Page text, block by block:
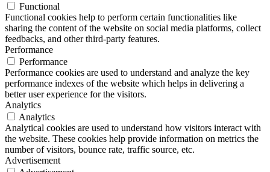
Functional
Functional cookies help to perform certain functionalities like
sharing the content of the website on social media platforms, collect
feedbacks, and other third-party features.
Performance
Performance
Performance cookies are used to understand and analyze the key
performance indexes of the website which helps in delivering a
better user experience for the visitors.
Analytics
Analytics
Analytical cookies are used to understand how visitors interact with
the website. These cookies help provide information on metrics the
number of visitors, bounce rate, traffic source, etc.
Advertisement